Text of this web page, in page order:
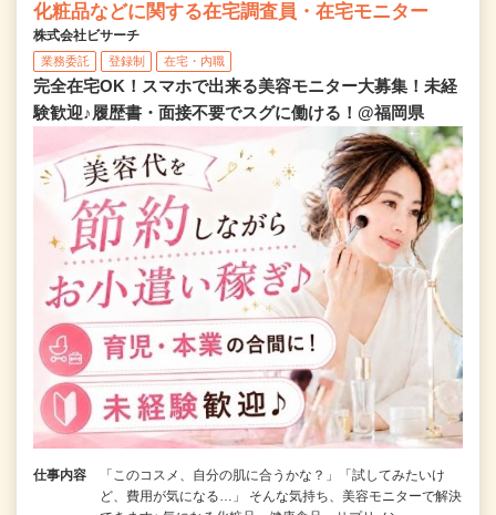
化粧品などに関する在宅調査員・在宅モニター
株式会社ビサーチ
業務委託 登録制 在宅・内職
完全在宅OK！スマホで出来る美容モニター大募集！未経
験歓迎♪履歴書・面接不要でスグに働ける！@福岡県
仕事内容
「このコスメ、自分の肌に合うかな？」「試してみたいけ
ど、費用が気になる…」 そんな気持ち、美容モニターで解決